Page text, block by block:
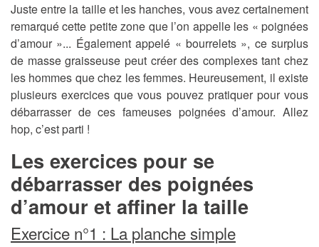
Juste entre la taille et les hanches, vous avez certainement
remarqué cette petite zone que l’on appelle les « poignées
d’amour »... Également appelé « bourrelets », ce surplus
de masse graisseuse peut créer des complexes tant chez
les hommes que chez les femmes. Heureusement, il existe
plusieurs exercices que vous pouvez pratiquer pour vous
débarrasser de ces fameuses poignées d’amour. Allez
hop, c’est parti !
Les exercices pour se
débarrasser des poignées
d’amour et affiner la taille
Exercice n°1 : La planche simple